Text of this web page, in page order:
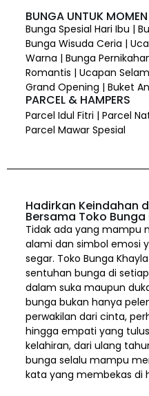
BUNGA UNTUK
Bunga Spesial Hari Ibu |
Bunga Wisuda Ceria |
Warna | Bunga
Romantis | Ucapan
Grand Opening | Buket
PARCEL & HAMPERS
Parcel Idul Fitri | Parcel
Parcel Mawar Spesial
Hadirkan Keindahan
Bersama Toko Bunga
Tidak ada yang mampu
alami dan simbol emosi
segar. Toko Bunga
sentuhan bunga di
dalam suka maupun
bunga bukan hanya
perwakilan dari cinta,
hingga empati yang
kelahiran, dari ulang
bunga selalu mampu
kata yang membekas di